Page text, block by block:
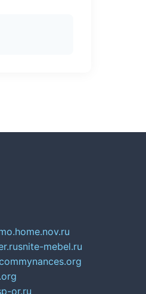
snite-mebel.ru
mynances.org
or.ru